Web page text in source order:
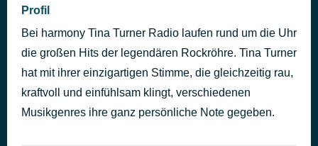
Strong Enough
Cher
On Silent Wings
Tina Turner
vor 37 Minuten
I'm Alive
Celine Dion
Profil
Bei harmony Tina Turner Radio laufen rund um die Uhr
die großen Hits der legendären Rockröhre. Tina Turner
hat mit ihrer einzigartigen Stimme, die gleichzeitig rau,
kraftvoll und einfühlsam klingt, verschiedenen
Musikgenres ihre ganz persönliche Note gegeben.